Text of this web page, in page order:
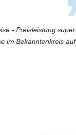
- Preisleistung super.
im Bekanntenkreis auf